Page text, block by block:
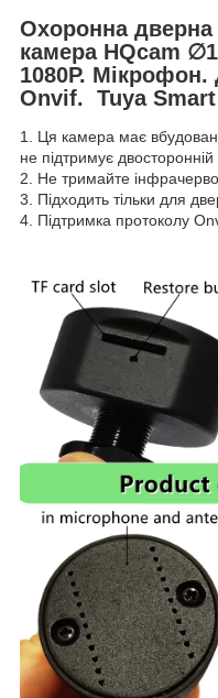
Охоронна дверна
камера HQcam
1080P. Мікрофон.
Onvif. Tuya
1. Ця камера має
не підтримує
2. Не тримайте
3. Підходить тільки для
4. Підтримка протоколу